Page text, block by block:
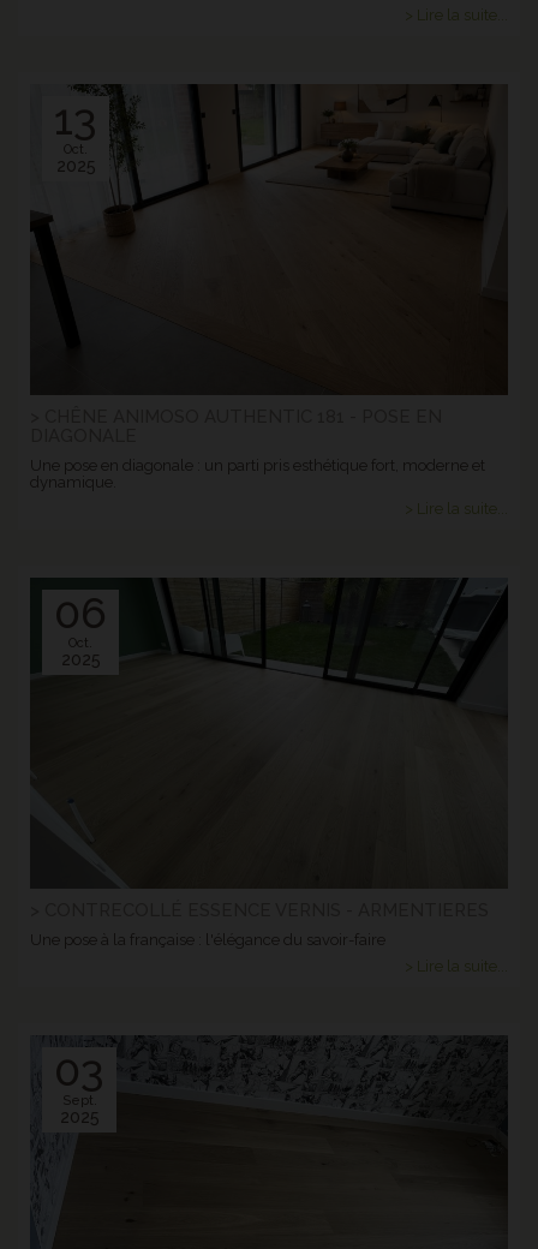
> Lire la suite...
13
Oct.
2025
Une pose en diagonale : un parti pris esthétique fort, moderne et
dynamique.
> Lire la suite...
06
Oct.
2025
Une pose à la française : l'élégance du savoir-faire
> Lire la suite...
03
Sept.
2025